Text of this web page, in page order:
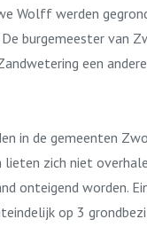
Wolff werden
burgemeester van
een
in de gemeenten
lieten zich niet
onteigend worden.
op 3